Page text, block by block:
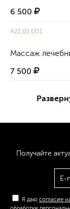
6 500
A21.01.001
Массаж
7 500
Получайте
Я даю согласие